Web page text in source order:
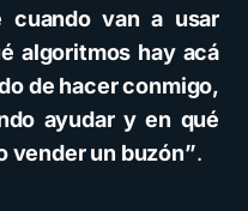
cuando van a usar
algoritmos hay acá
de hacer conmigo,
ayudar y en qué
vender un buzón”.